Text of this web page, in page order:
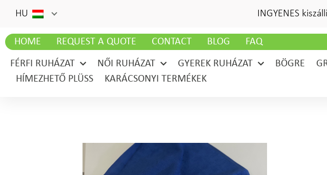
HU INGYENES
HOME REQUEST A QUOTE CONTACT BLOG FAQ
FÉRFI RUHÁZAT NŐI RUHÁZAT GYEREK RUHÁZAT BÖGRE
HÍMEZHETŐ PLÜSS
KARÁCSONYI TERMÉKEK